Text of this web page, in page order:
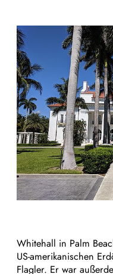
Whitehall in Palm
US-amerikanischen
Flagler. Er war